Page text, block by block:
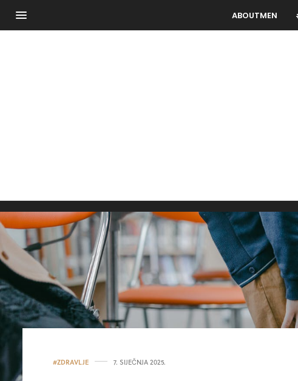
ABOUTMEN
#ZDRAVLJE 7. SIJEČNJA 2025.